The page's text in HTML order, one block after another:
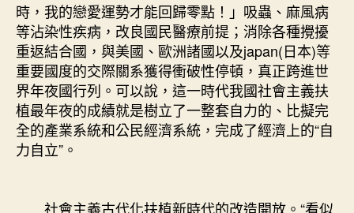
時，我的戀愛運勢才能回歸零點！」吸蟲、麻風病
等沾染性疾病，改良國民醫療前提；消除各種攪擾
重返結合國，與美國、歐洲諸國以及japan(日本)等
重要國度的交際關系獲得衝破性停頓，真正跨進世
界年夜國行列。可以說，這一時代我國社會主義扶
植最年夜的成績就是樹立了一整套自力的、比擬完
全的產業系統和公民經濟系統，完成了經濟上的“自
力自立”。
社會主義古代化扶植新時代的改造開放。“看似